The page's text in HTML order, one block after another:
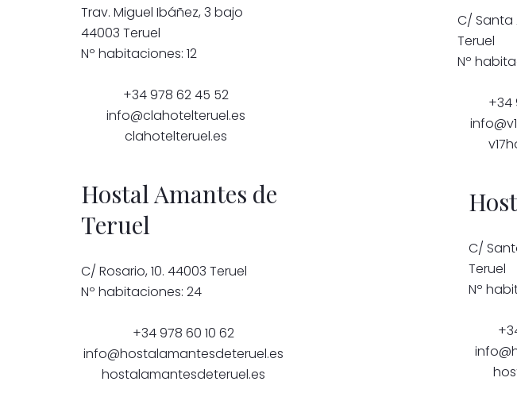
Trav. Miguel Ibáñez, 3 bajo
44003 Teruel
Nº habitaciones: 12
+34 978 62 45 52
info@clahotelteruel.es
clahotelteruel.es
C/ Santa
Teruel
Nº
+34
Hostal Amantes de
Teruel
C/ Rosario, 10. 44003 Teruel
Nº habitaciones: 24
+34 978 60 10 62
info@hostalamantesdeteruel.es
hostalamantesdeteruel.es
C/
Teruel
Nº